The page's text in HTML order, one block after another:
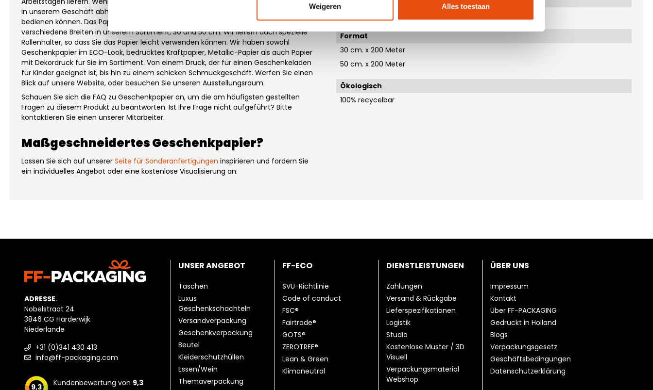
Weigeren Alles toestaan
in unserem Geschäft abholen. Wir haben alle Papiere auf Lager, so dass wir Sie sofort
bedienen können. Das Papier ist auf Rollen zu je 200 m erhältlich. Wir haben zwei
verschiedene Breiten in unserem Sortiment, 30 und 50 cm. Wir liefern auch spezielle
Rollenhalter, so dass Sie das Papier leicht verwenden können. Wir haben sowohl
Geschenkpapier im ECO-Look, bedrucktes Kraftpapier, Metallic-Papier als auch Papier
mit Dekordruck für Sie im Sortiment. Von einem Druck, der für einen Geschenkeladen
für Kinder geeignet ist, bis hin zu einem schicken Schmuckgeschäft. Werfen Sie einen
Blick auf unsere Website, oder besuchen Sie unseren Ausstellungsraum.
Schauen Sie sich die FAQ zu Geschenkpapier an, um die am häufigsten gestellten
Fragen zu diesem Produkt zu beantworten. Ist Ihre Frage nicht aufgeführt? Bitte
kontaktieren Sie einen unserer Mitarbeiter.
Maßgeschneidertes Geschenkpapier?
Lassen Sie sich auf unserer Seite für Sonderanfertigungen inspirieren und fordern Sie
ein individuelles Angebot oder eine kostenlose Visualisierung an.
Format
30 cm. x 200 Meter
50 cm. x 200 Meter
Ökologisch
100% recycelbar
ADRESSE.
Nobelstraat 24
3846 CG Harderwijk
Niederlande
+31 (0)341 430 413
info@ff-packaging.com
9,3 Kundenbewertung von 9,3
UNSER ANGEBOT
Taschen
Luxus
Geschenkschachteln
Versandverpackung
Geschenkverpackung
Beutel
Kleiderschutzhüllen
Essen/Wein
Themaverpackung
FF-ECO
SVU-Richtlinie
Code of conduct
FSC®
Fairtrade®
GOTS®
ZEROTREE®
Lean & Green
Klimaneutral
DIENSTLEISTUNGEN
Zahlungen
Versand & Rückgabe
Lieferspezifikationen
Logistik
Studio
Kostenlose Muster / 3D
Visuell
Verpackungsmaterial
Webshop
ÜBER UNS
Impressum
Kontakt
Über FF-PACKAGING
Gedruckt in Holland
Blogs
Verpackungsgesetz
Geschäftsbedingungen
Datenschutzerklärung